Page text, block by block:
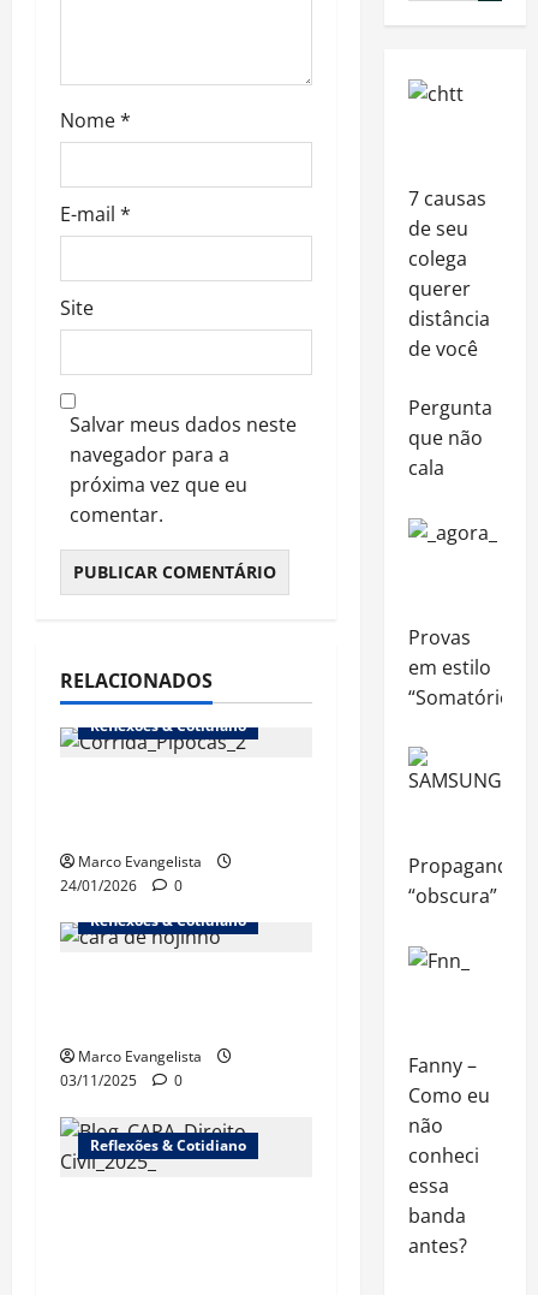
Nome*
E-mail *
Site
Salvar meus dados neste
navegador para a
próxima vez que eu
comentar.
RELACIONADOS
Reflexões & Cotidiano
Marco Evangelista
24/01/2026
0
Reflexões & Cotidiano
Marco Evangelista
03/11/2025
0
Reflexões & Cotidiano
7 causas
de seu
colega
querer
distância
de você
Pergunta
que não
cala
Provas
em estilo
“Somatório”
Propaganda
“obscura”
Fanny –
Como eu
não
conheci
essa
banda
antes?